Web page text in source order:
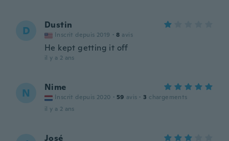
D Dustin
Inscrit depuis 2019 · 8 avis
He kept getting it off
il y a 2 ans
N Nime
Inscrit depuis 2020 · 59 avis · 3 chargements
il y a 2 ans
José